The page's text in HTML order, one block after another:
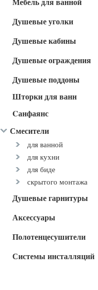
Душевые уголки
Душевые кабины
Душевые ограждения
Душевые поддоны
Шторки для ванн
Cанфаянс
Смесители
для ванной
для кухни
для биде
скрытого монтажа
Душевые гарнитуры
Аксессуары
Полотенцесушители
Системы инсталляций